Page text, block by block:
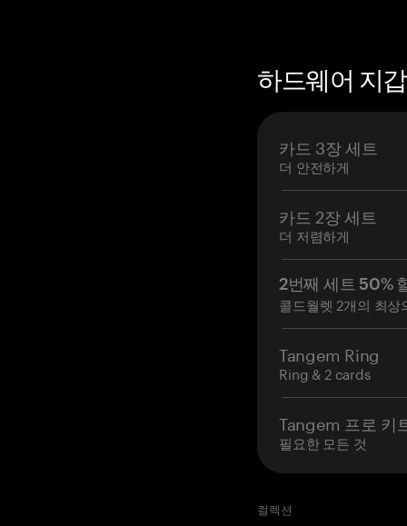
하드웨어 지
카드 3장 세트
더 안전하게
카드 2장 세트
더 저렴하게
2번째 세트 50%
콜드월렛 2개의 최상
Tangem Ring
Ring & 2 cards
Tangem 프로 키
필요한 모든 것
컬렉션